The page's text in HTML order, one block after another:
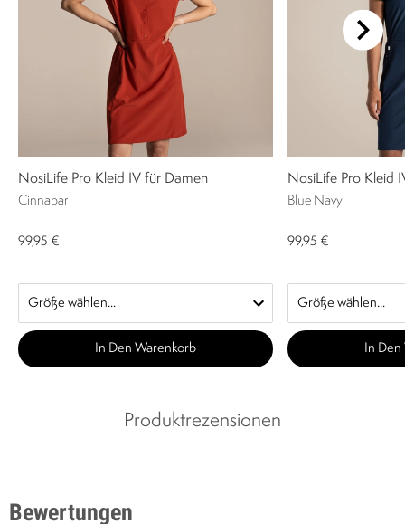
NosiLife Pro Kleid IV für Damen
Cinnabar
99,95 €
In Den Warenkorb
NosiLife Pro Kleid
Blue Navy
99,95 €
In
Produktrezensionen